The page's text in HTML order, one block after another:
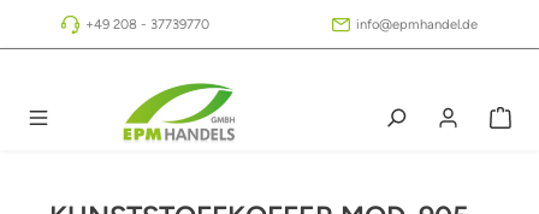
Zum Hauptinhalt springen
+49 208 - 37739770 info@epmhandel.de